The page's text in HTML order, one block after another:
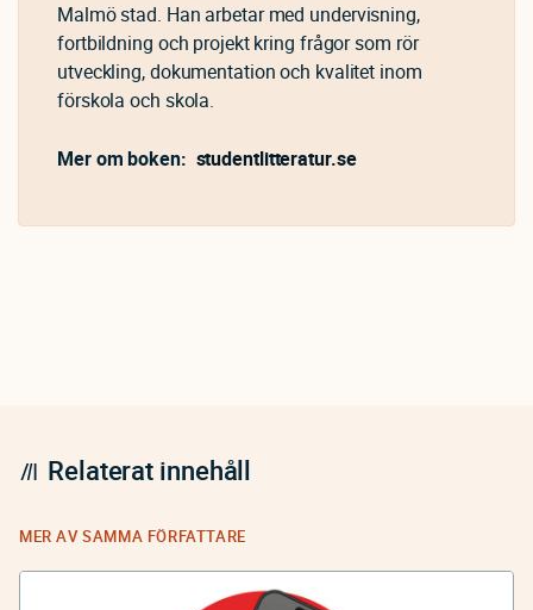
Malmö stad. Han arbetar med undervisning,
fortbildning och projekt kring frågor som rör
utveckling, dokumentation och kvalitet inom
förskola och skola.
Mer om boken: studentlitteratur.se
Relaterat innehåll
MER AV SAMMA FÖRFATTARE